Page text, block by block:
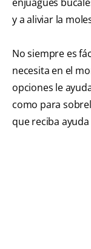
y a aliviar la
No siempre es
necesita en el
opciones le
como para
que reciba